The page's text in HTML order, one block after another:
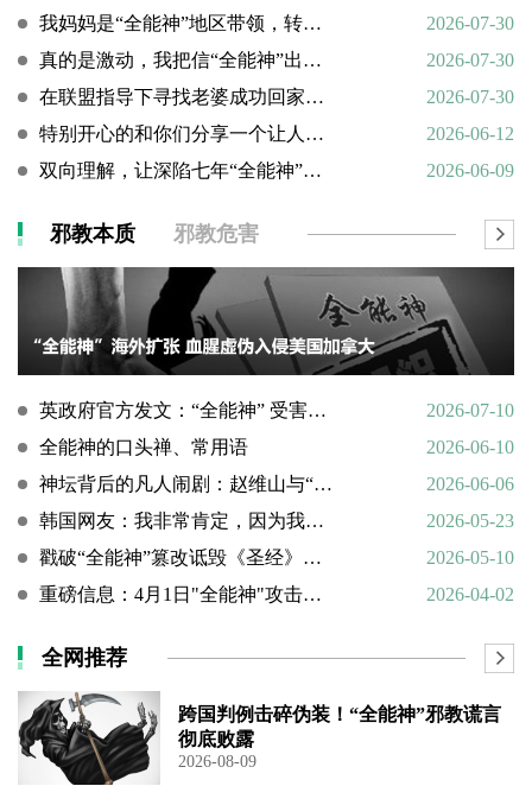
我妈妈是“全能神”地区带领，转化情况好转
2026-07-30
真的是激动，我把信“全能神”出走的老婆找了回来
2026-07-30
在联盟指导下寻找老婆成功回家回顾
2026-07-30
特别开心的和你们分享一个让人欣慰的好消息
2026-06-12
双向理解，让深陷七年“全能神”的母亲彻底醒悟
2026-06-09
邪教本质 邪教危害
英政府官方发文：“全能神” 受害说辞不实，英国拒为邪教提供庇护
2026-07-10
全能神的口头禅、常用语
2026-06-10
神坛背后的凡人闹剧：赵维山与“女基督”杨向斌的隐秘家庭史
2026-06-06
韩国网友：我非常肯定，因为我亲眼所见。
2026-05-23
戳破“全能神”篡改诋毁《圣经》的荒谬本质
2026-05-10
重磅信息：4月1日"全能神"攻击天主教
2026-04-02
全网推荐
跨国判例击碎伪装！“全能神”邪教谎言
彻底败露
2026-08-09